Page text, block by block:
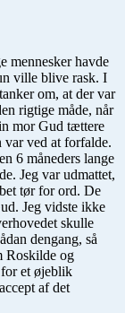
mennesker havde
ville blive rask. I
om, at der var
rigtige måde, når
mor Gud tættere
var ved at forfalde.
6 måneders lange
Jeg var udmattet,
tør for ord. De
Jeg vidste ikke
skulle
dengang, så
Roskilde og
et øjeblik
af det